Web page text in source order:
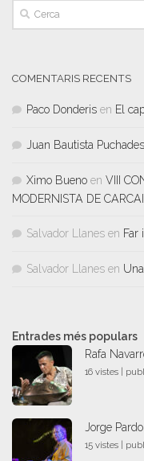
COMENTARIS RECENTS
Paco Donderis en El
Juan Bautista Puchades
Ximo Bueno en VIII
MODERNISTA DE
Salvador Llanes en Far
Salvador Llanes en
Entrades més populars
Rafa
16 vistes
Jorge Pardo.
15 vistes